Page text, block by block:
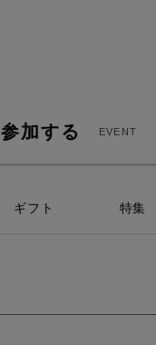
参加する EVENT
ギフト 特集